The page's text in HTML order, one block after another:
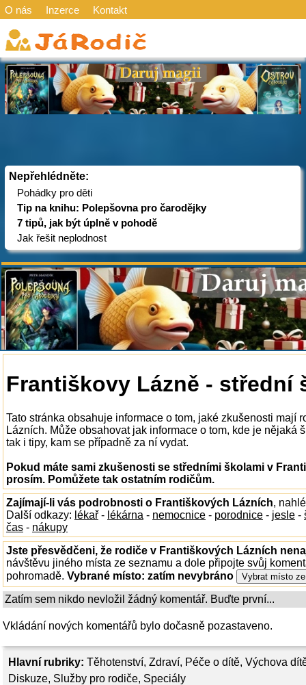
O nás Inzerce Kontakt
Nepřehlédněte:
Pohádky pro děti
Tip na knihu: Polepšovna pro čarodějky
7 tipů, jak být úplně v pohodě
Jak řešit neplodnost
Hlavní rubriky: Těhotenství, Zdraví, Péče o dítě, Výchova
Diskuze, Služby pro rodiče, Speciály
Františkovy Lázně - střední
Tato stránka obsahuje informace o tom, jaké zkušenosti mají
Lázních. Může obsahovat jak informace o tom, kde je nějaká
tak i tipy, kam se případně za ní vydat.
Pokud máte sami zkušenosti se středními školami v
prosím. Pomůžete tak ostatním rodičům.
Zajímají-li vás podrobnosti o Františkových Lázních,
Další odkazy: lékař - lékárna - nemocnice - porodnice - jesle -
čas - nákupy
Jste přesvědčeni, že rodiče v Františkových Lázních
návštěvu jiného místa ze seznamu a dole připojte svůj
pohromadě. Vybrané místo: zatím nevybráno
Zatím sem nikdo nevložil žádný komentář. Buďte první...
Vkládání nových komentářů bylo dočasně pozastaveno.